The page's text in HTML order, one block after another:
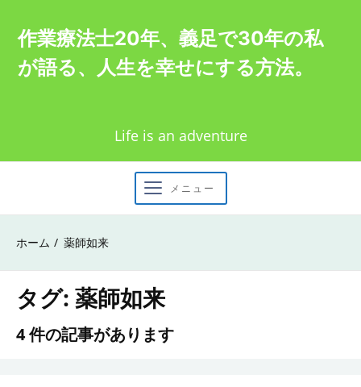
content
作業療法士20年、義足で30年の私
が語る、人生を幸せにする方法。
Life is an adventure
メニュー
ホーム 薬師如来
タグ: 薬師如来
4 件の記事があります